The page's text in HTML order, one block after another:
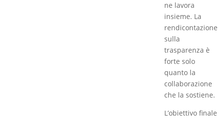
ne lavora
insieme. La
rendicontazione
sulla
trasparenza è
forte solo
quanto la
collaborazione
che la sostiene.
L’obiettivo finale